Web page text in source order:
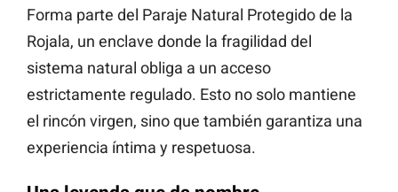
Forma parte del Paraje Natural Protegido de la
Rojala, un enclave donde la fragilidad del
sistema natural obliga a un acceso
estrictamente regulado. Esto no solo mantiene
el rincón virgen, sino que también garantiza una
experiencia íntima y respetuosa.